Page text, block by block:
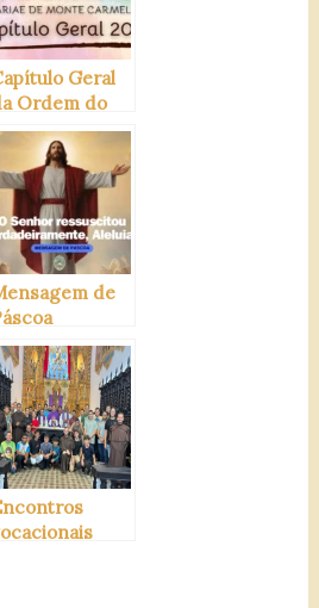
Geral
Ordem do
2025
de